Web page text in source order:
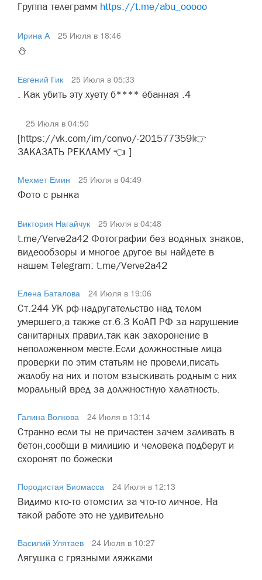
Группа телеграмм https://t.me/abu_ooooo
Ирина А
25 Июля в 18:46
⛄
Евгений Гик
25 Июля в 05:33
. Как убить эту хуету б**** ёбанная .4
25 Июля в 04:50
[https://vk.com/im/convo/-201577359|👉
ЗАКАЗАТЬ РЕКЛАМУ 👈 ]
Мехмет Емин
25 Июля в 04:49
Фото с рынка
Виктория Нагайчук
25 Июля в 04:48
t.me/Verve2a42 Фотографии без водяных знаков,
видеообзоры и многое другое вы найдете в
нашем Telegram: t.me/Verve2a42
Елена Баталова
24 Июля в 19:06
Ст.244 УК рф-надругательство над телом
умершего,а также ст.6.3 КоАП РФ за нарушение
санитарных правил,так как захоронение в
неположенном месте.Если должностные лица
проверки по этим статьям не провели,писать
жалобу на них и потом взыскивать родным с них
моральный вред за должностную халатность.
Галина Волкова
24 Июля в 13:14
Странно если ты не причастен зачем заливать в
бетон,сообщи в милицию и человека подберут и
схоронят по божески
Породистая Биомасса
24 Июля в 12:13
Видимо кто-то отомстил за что-то личное. На
такой работе это не удивительно
Василий Улятаев
24 Июля в 10:27
Лягушка с грязными ляжками